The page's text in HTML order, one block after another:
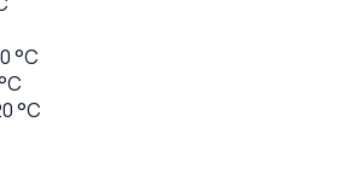
°C
°C